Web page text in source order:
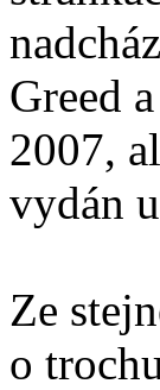
Greed
2007,
vydán
Ze
o